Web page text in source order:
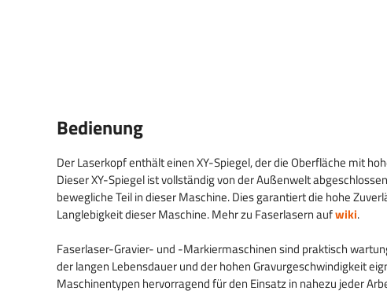
Bedienung
Der Laserkopf enthält einen XY-Spiegel, der die Oberfläche mit
Dieser XY-Spiegel ist vollständig von der Außenwelt
bewegliche Teil in dieser Maschine. Dies garantiert die hohe
Langlebigkeit dieser Maschine. Mehr zu Faserlasern aufwiki.
Faserlaser-Gravier- und -Markiermaschinen sind praktisch
der langen Lebensdauer und der hohen Gravurgeschwindigkeit
Maschinentypen hervorragend für den Einsatz in nahezu jeder